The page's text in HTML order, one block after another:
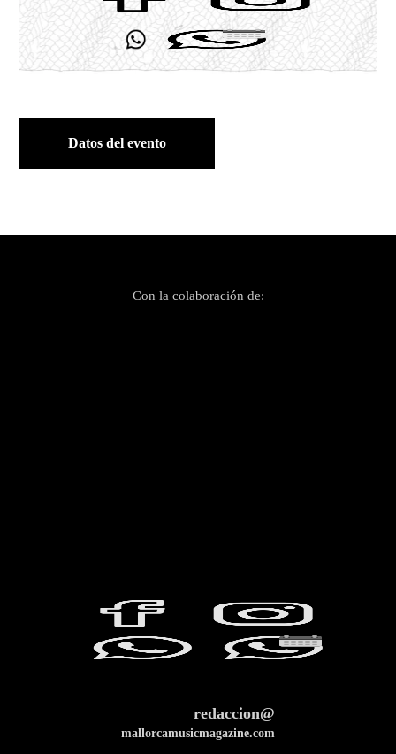
Datos del evento
Con la colaboración de:
redaccion@
mallorcamusicmagazine.com